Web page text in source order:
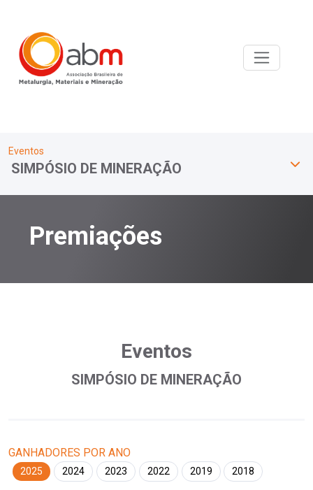
Eventos
SIMPÓSIO DE MINERAÇÃO
Premiações
Eventos
SIMPÓSIO DE MINERAÇÃO
GANHADORES POR ANO
2025 2024 2023 2022 2019 2018